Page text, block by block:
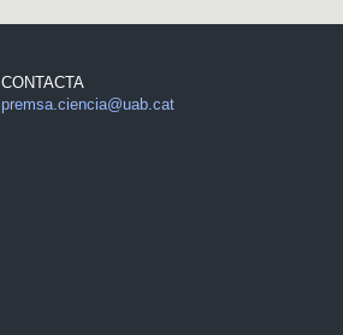
CONTACTA
premsa.ciencia@uab.cat